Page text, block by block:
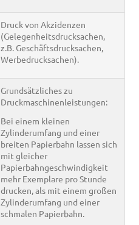
Druck von Akzidenzen
(Gelegenheitsdrucksachen,
z.B. Geschäftsdrucksachen,
Werbedrucksachen).
Grundsätzliches zu
Druckmaschinenleistungen:
Bei einem kleinen
Zylinderumfang und einer
breiten Papierbahn lassen sich
mit gleicher
Papierbahngeschwindigkeit
mehr Exemplare pro Stunde
drucken, als mit einem großen
Zylinderumfang und einer
schmalen Papierbahn.